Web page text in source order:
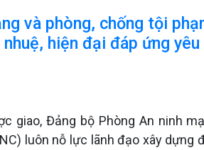
và phòng, chống tội
hiện đại đáp ứng
giao, Đảng bộ Phòng An ninh
luôn nỗ lực lãnh đạo xây dựng